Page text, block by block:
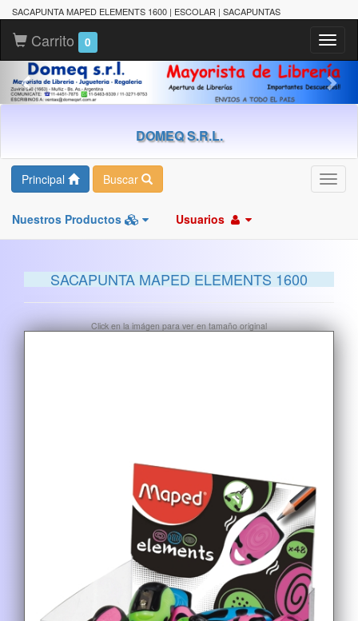
SACAPUNTA MAPED ELEMENTS 1600 | ESCOLAR | SACAPUNTAS
Carrito 0
DOMEQ S.R.L.
Principal Buscar
Nuestros Productos Usuarios
SACAPUNTA MAPED ELEMENTS 1600
Click en la imágen para ver en tamaño original